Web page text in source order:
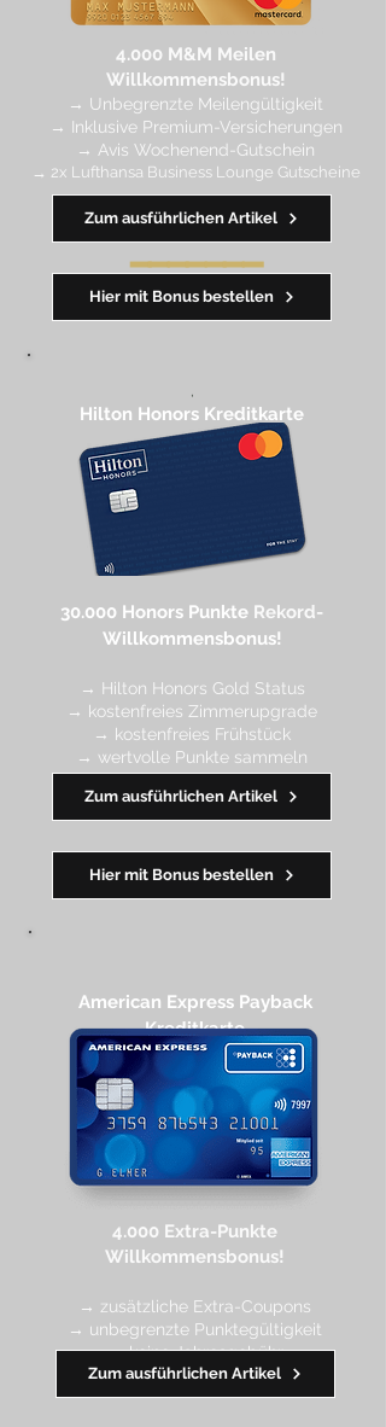
4.000 M&M Meilen
Willkommensbonus!
→ Unbegrenzte Meilengültigkeit
→ Inklusive Premium-Versicherungen
→ Avis Wochenend-Gutschein
→ 2x Lufthansa Business Lounge Gutscheine
━━━━━━━
Hier mit Bonus bestellen
Zum ausführlichen Artikel
Hilton Honors Kreditkarte​
30.000 Honors Punkte Rekord-
Willkommensbonus!
→ Hilton Honors Gold Status
→ kostenfreies Zimmerupgrade
→ kostenfreies Frühstück
→ wertvolle Punkte sammeln
→ Early Check-in + Late Check-out
━━━━━━━
Hier mit Bonus bestellen
Zum ausführlichen Artikel
American Express Payback
Kreditkarte​
4.000 Extra-Punkte
Willkommensbonus!
→ zusätzliche Extra-Coupons
→ unbegrenzte Punktegültigkeit
→ keine Jahresgebühr
Zum ausführlichen Artikel